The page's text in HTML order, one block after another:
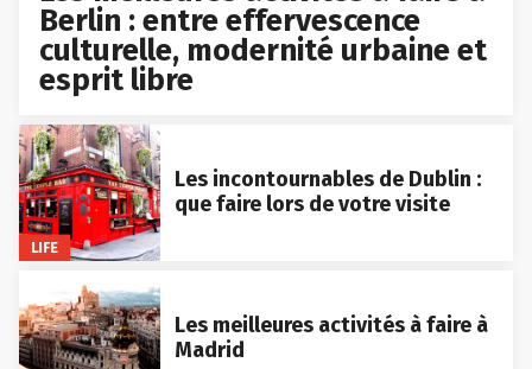
Berlin : entre effervescence
culturelle, modernité urbaine et
esprit libre
LIFE
Les incontournables de Dublin :
que faire lors de votre visite
Les meilleures activités à faire à
Madrid